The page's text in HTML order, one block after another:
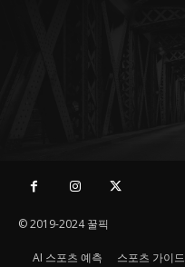
© 2019-2024 꿀픽
AI 스포츠 예측 스포츠 가이드